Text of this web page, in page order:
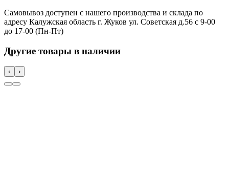
Самовывоз доступен с нашего производства и склада по
адресу Калужская область г. Жуков ул. Советская д.56 с 9-00
до 17-00 (Пн-Пт)
Другие товары в наличии
‹ ›